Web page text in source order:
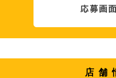
店舗